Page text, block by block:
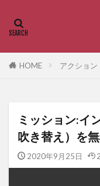
HOME アクション
ミッション:イ
吹き替え）を
2020年9月25日